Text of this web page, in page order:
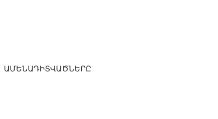
ԱՄԵՆԱԴԻՏՎԱԾՆԵՐԸ